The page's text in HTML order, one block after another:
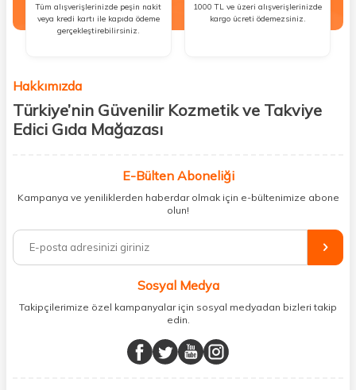
Tüm alışverişlerinizde peşin nakit
veya kredi kartı ile kapıda ödeme
gerçekleştirebilirsiniz.
1000 TL ve üzeri alışverişlerinizde
kargo ücreti ödemezsiniz.
Hakkımızda
Türkiye’nin Güvenilir Kozmetik ve Takviye
Edici Gıda Mağazası
kişisel bakım hem de takviye edici gıda ürünlerini sizlerle
buluşturuyoruz. Artık mağaza mağaza dolaşmanıza gerek yok;
ihtiyacınız olan her şeyi tek bir çatı altında topluyor ve kapınıza kadar
%100 orijinal kozmetik ve sağlık ürünleriyle güzelliğinizi tamamlayabilir,
vücudunuzu desteklemek için güvenilir takviye edici gıdalara
minerallere kadar binlerce ürünü uygun fiyat ve hızlı kargo avantajıyla
sunuyoruz.
buluşturuyor ve online alışveriş deneyiminizi en iyi hale getiriyoruz.
Sağlık, güzellik ve iyi yaşam için aradığınız her şey burada!
E-Bülten Aboneliği
Kampanya ve yeniliklerden haberdar olmak için e-bültenimize abone
olun!
Sosyal Medya
Takipçilerimize özel kampanyalar için sosyal medyadan bizleri takip
edin.